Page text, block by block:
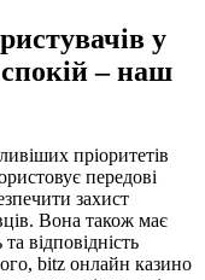
у
– наш
пріоритетів
передові
захист
Вона також має
відповідність
bitz онлайн казино